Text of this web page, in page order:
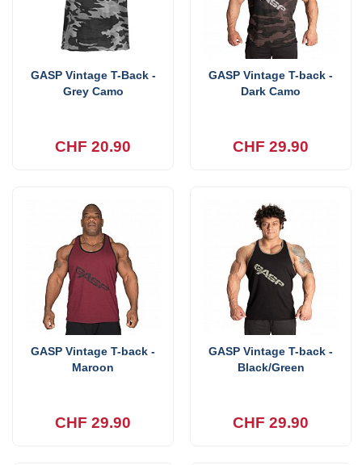
GASP Vintage T-Back -
Grey Camo
CHF 20.90
GASP Vintage T-back -
Dark Camo
CHF 29.90
GASP Vintage T-back -
Maroon
CHF 29.90
GASP Vintage T-back -
Black/Green
CHF 29.90